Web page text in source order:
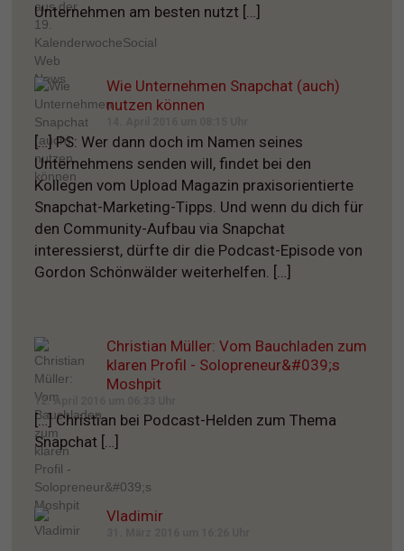
Unternehmen am besten nutzt […]
Wie Unternehmen Snapchat (auch)
nutzen können
[…] PS: Wer dann doch im Namen seines
Unternehmens senden will, findet bei den
Kollegen vom Upload Magazin praxisorientierte
Snapchat-Marketing-Tipps. Und wenn du dich für
den Community-Aufbau via Snapchat
interessierst, dürfte dir die Podcast-Episode von
Gordon Schönwälder weiterhelfen. […]
Christian Müller: Vom Bauchladen zum
klaren Profil - Solopreneur&#039;s
Moshpit
12. April 2016 um 06:33 Uhr
[…] Christian bei Podcast-Helden zum Thema
Snapchat […]
Vladimir